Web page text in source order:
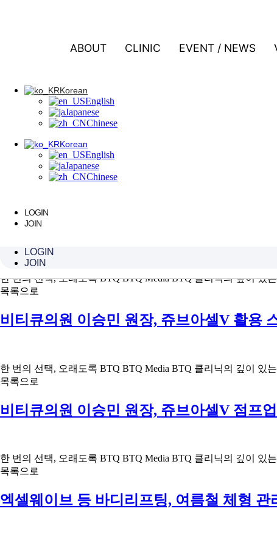
ABOUT CLINIC EVENT / NEWS
Korean
English
Japanese
Chinese
Korean
English
Japanese
Chinese
LOGIN
JOIN
LOGIN
JOIN
Korean
Korean
English
Japanese
비티큐의원 이승민 원장, 쥬브아셀V 활용
한 번의 선택, 오래도록 BTQ BTQ Media BTQ 클리닉의 깊이
목록으로
비티큐의원 이승민 원장, 쥬브아셀V 활용
한 번의 선택, 오래도록 BTQ BTQ Media BTQ 클리닉의 깊이
목록으로
비티큐의원 이승민 원장, 쥬브아셀V 점프
한 번의 선택, 오래도록 BTQ BTQ Media BTQ 클리닉의 깊이
목록으로
엑셀웨이브 등 바디리프팅, 여름철 체형 관